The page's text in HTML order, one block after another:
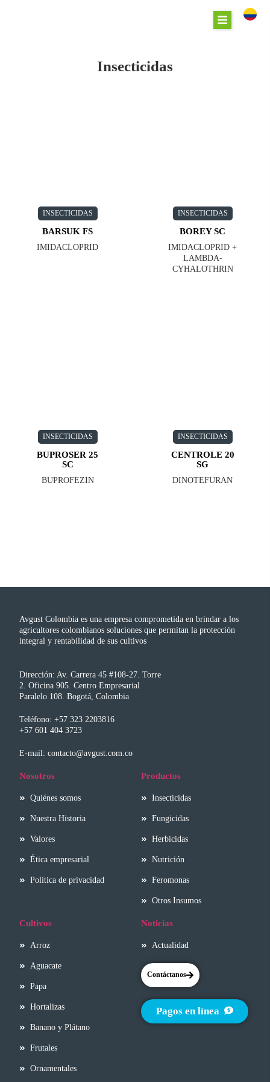
Insecticidas
INSECTICIDAS
BARSUK FS
IMIDACLOPRID
INSECTICIDAS
BOREY SC
IMIDACLOPRID +
LAMBDA-
CYHALOTHRIN
INSECTICIDAS
BUPROSER 25
SC
BUPROFEZIN
INSECTICIDAS
CENTROLE 20
SG
DINOTEFURAN
Avgust Colombia es una empresa comprometida en brindar a los
agricultores colombianos soluciones que permitan la protección
integral y rentabilidad de sus cultivos
Dirección: Av. Carrera 45 #108-27. Torre
2. Oficina 905. Centro Empresarial
Paralelo 108. Bogotá, Colombia
Teléfono: +57 323 2203816
+57 601 404 3723
E-mail: contacto@avgust.com.co
Nosotros
Quiénes somos
Nuestra Historia
Valores
Ética empresarial
Política de privacidad
Productos
Insecticidas
Fungicidas
Herbicidas
Nutrición
Feromonas
Otros Insumos
Cultivos
Arroz
Aguacate
Papa
Hortalizas
Banano y Plátano
Frutales
Ornamentales
Noticias
Actualidad
Contáctanos
Pagos en línea